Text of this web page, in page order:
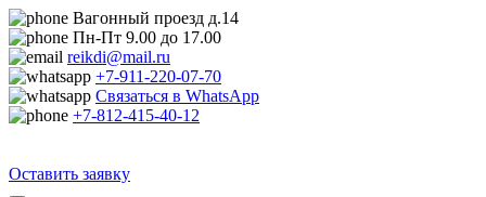
Вагонный проезд д.14
Пн-Пт 9.00 до 17.00
reikdi@mail.ru
+7-911-220-07-70
Связаться в WhatsApp
+7-812-415-40-12
Оставить заявку